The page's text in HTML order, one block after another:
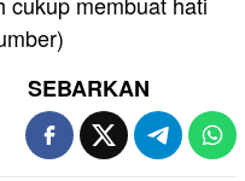
SEBARKAN